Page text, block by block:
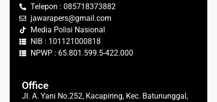
Telepon : 085718373882
jawarapers@gmail.com
Media Polisi Nasional
NIB : 101121000818
NPWP : 65.801.599.5-422.000
Office
Jl. A. Yani No.252, Kacapiring, Kec. Batununggal,